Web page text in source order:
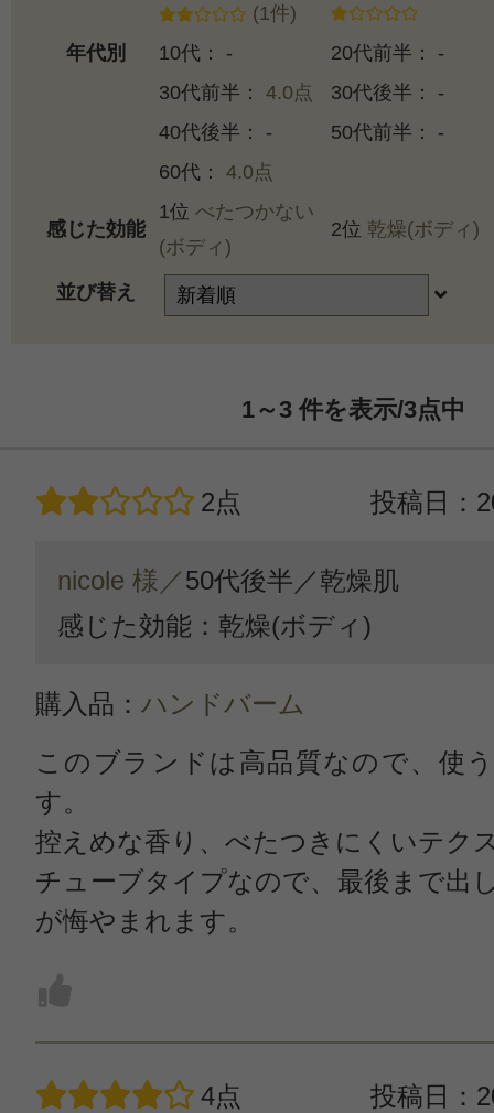
(1件)
年代別
10代： -
20代前半： -
30代前半： 4.0点
30代後半： -
40代後半： -
50代前半： -
60代： 4.0点
感じた効能
1位 べたつかない
(ボディ)
2位 乾燥(ボディ)
並び替え
1～3件を表示/3点中
2点 投稿日：
nicole 様／50代後半／乾燥肌
感じた効能：乾燥(ボディ)
購入品： ハンドバーム
このブランドは高品質なので、使
す。
控えめな香り、べたつきにくいテク
チューブタイプなので、最後まで出
が悔やまれます。
4点 投稿日：